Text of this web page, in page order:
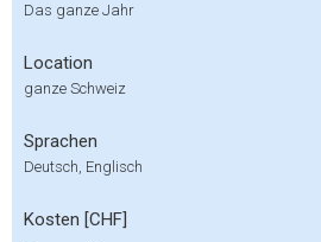
Das ganze Jahr
Location
ganze Schweiz
Sprachen
Deutsch, Englisch
Kosten [CHF]